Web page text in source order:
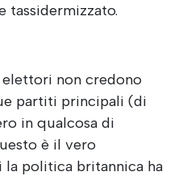
tassidermizzato.
non credono
partiti principali (di
in qualcosa di
è il vero
la politica britannica ha